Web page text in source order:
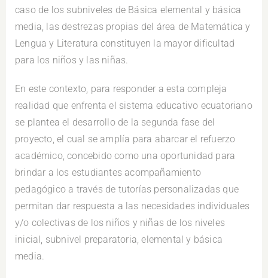
caso de los subniveles de Básica elemental y básica
media, las destrezas propias del área de Matemática y
Lengua y Literatura constituyen la mayor dificultad
para los niños y las niñas.
En este contexto, para responder a esta compleja
realidad que enfrenta el sistema educativo ecuatoriano
se plantea el desarrollo de la segunda fase del
proyecto, el cual se amplía para abarcar el refuerzo
académico, concebido como una oportunidad para
brindar a los estudiantes acompañamiento
pedagógico a través de tutorías personalizadas que
permitan dar respuesta a las necesidades individuales
y/o colectivas de los niños y niñas de los niveles
inicial, subnivel preparatoria, elemental y básica
media.